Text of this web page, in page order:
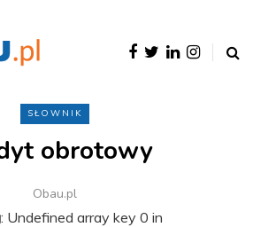
SŁOWNIK
obrotowy
Obau.pl
: Undefined array key 0 in